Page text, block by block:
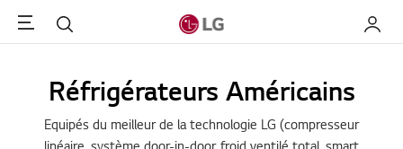
Menu Rechercher My LG
Réfrigérateurs Américains
Equipés du meilleur de la technologie LG (compresseur
linéaire, système door-in-door, froid ventilé total, smart